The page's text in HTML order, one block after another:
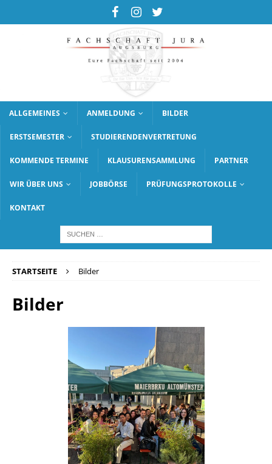
ALLGEMEINES ANMELDUNG BILDER
ERSTSEMESTER STUDIERENDENVERTRETUNG
KOMMENDE TERMINE KLAUSURENSAMMLUNG PARTNER
WIR ÜBER UNS JOBBÖRSE PRÜFUNGSPROTOKOLLE
KONTAKT
STARTSEITE Bilder
Bilder